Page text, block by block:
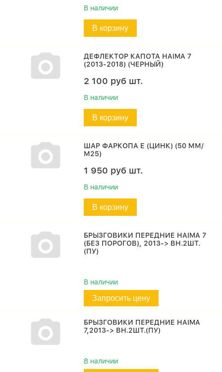
В наличии
В корзину
ДЕФЛЕКТОР КАПОТА HAIMA 7
(2013-2018) (ЧЕРНЫЙ)
2 100 руб шт.
В наличии
В корзину
ШАР ФАРКОПА Е (ЦИНК) (50 ММ/
М25)
1 950 руб шт.
В наличии
В корзину
БРЫЗГОВИКИ ПЕРЕДНИЕ HAIMA 7
(БЕЗ ПОРОГОВ), 2013-> ВН.2ШТ.
(ПУ)
В наличии
Запросить цену
БРЫЗГОВИКИ ПЕРЕДНИЕ HAIMA
7,2013-> ВН.2ШТ.(ПУ)
В наличии